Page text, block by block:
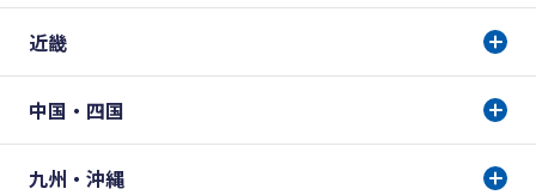
近畿
中国・四国
九州・沖縄